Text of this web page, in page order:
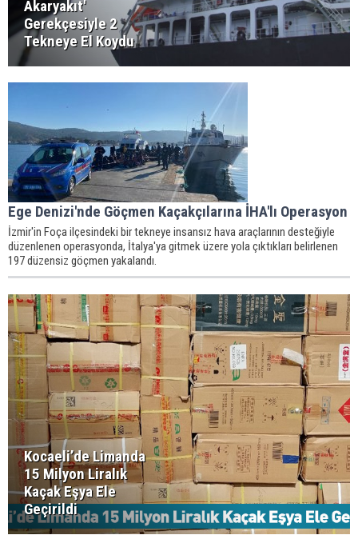
Akaryakıt'
Gerekçesiyle 2
Tekneye El Koydu
Ege Denizi'nde Göçmen Kaçakçılarına İHA'lı Operasyon
İzmir'in Foça ilçesindeki bir tekneye insansız hava araçlarının desteğiyle
düzenlenen operasyonda, İtalya'ya gitmek üzere yola çıktıkları belirlenen
197 düzensiz göçmen yakalandı.
Kocaeli’de Limanda
15 Milyon Liralık
Kaçak Eşya Ele
Geçirildi